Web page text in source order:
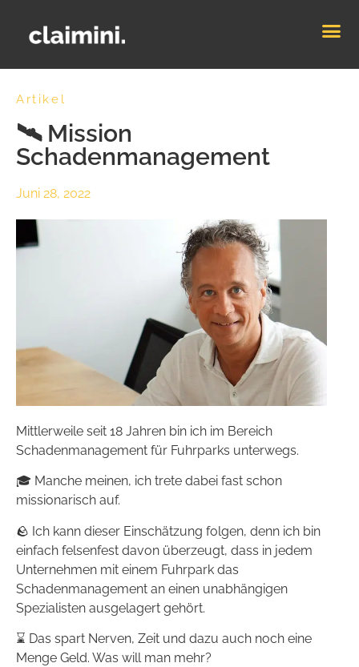
Artikel
🛰 Mission
Schadenmanagement
Juni 28, 2022
Mittlerweile seit 18 Jahren bin ich im Bereich
Schadenmanagement für Fuhrparks unterwegs.
🎓 Manche meinen, ich trete dabei fast schon
missionarisch auf.
🪨 Ich kann dieser Einschätzung folgen, denn ich bin
einfach felsenfest davon überzeugt, dass in jedem
Unternehmen mit einem Fuhrpark das
Schadenmanagement an einen unabhängigen
Spezialisten ausgelagert gehört.
⌛️ Das spart Nerven, Zeit und dazu auch noch eine
Menge Geld. Was will man mehr?